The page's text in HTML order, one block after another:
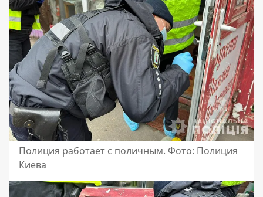
Полиция работает с поличным. Фото: Полиция
Киева